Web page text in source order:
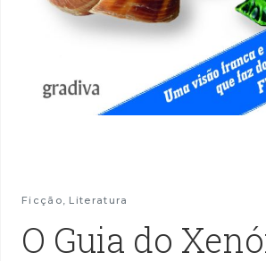
Ficção Literatura
O Guia do